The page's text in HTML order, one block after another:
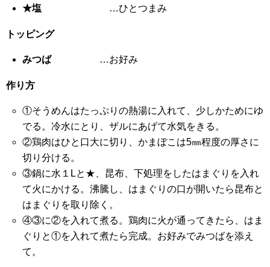
★塩 …ひとつまみ
トッピング
みつば…お好み
作り方
①そうめんはたっぷりの熱湯に入れて、少しかためにゆ
でる。冷水にとり、ザルにあげて水気をきる。
②鶏肉はひと口大に切り、かまぼこは5㎜程度の厚さに
切り分ける。
③鍋に水１Lと★、昆布、下処理をしたはまぐりを入れ
て火にかける。沸騰し、はまぐりの口が開いたら昆布と
はまぐりを取り除く。
④③に②を入れて煮る。鶏肉に火が通ってきたら、はま
ぐりと①を入れて煮たら完成。お好みでみつばを添え
て。